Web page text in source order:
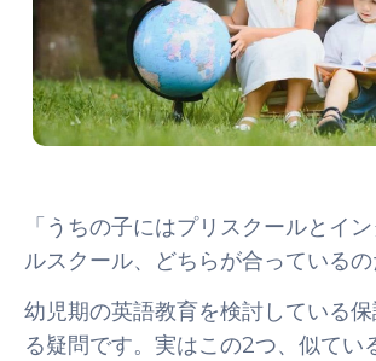
「うちの子にはプリスクールとイ
ルスクール、どちらが合っているの
幼児期の英語教育を検討している
る疑問です。実はこの2つ、似てい